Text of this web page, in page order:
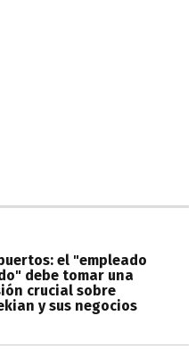
el "empleado
debe tomar una
crucial sobre
y sus negocios